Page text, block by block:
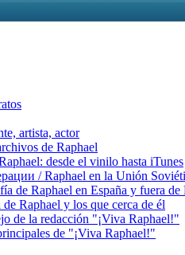
artista, actor
de Raphael
desde el vinilo hasta iTunes
/ Raphael en la Unión
de Raphael en España y fuera de
Raphael y los que cerca de él
de la redacción "¡Viva Raphael!"
de "¡Viva Raphael!"